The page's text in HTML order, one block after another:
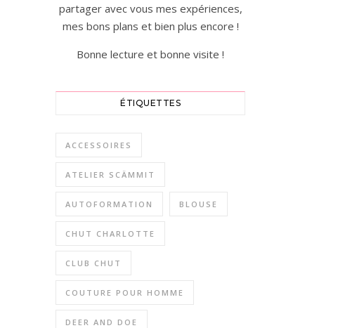
partager avec vous mes expériences,
mes bons plans et bien plus encore !
Bonne lecture et bonne visite !
ÉTIQUETTES
ACCESSOIRES
ATELIER SCÄMMIT
AUTOFORMATION BLOUSE
CHUT CHARLOTTE
CLUB CHUT
COUTURE POUR HOMME
DEER AND DOE